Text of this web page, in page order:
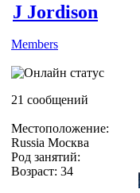
J Jordison
Members
21 сообщений
Местоположение:
Russia Москва
Род занятий:
Возраст: 34